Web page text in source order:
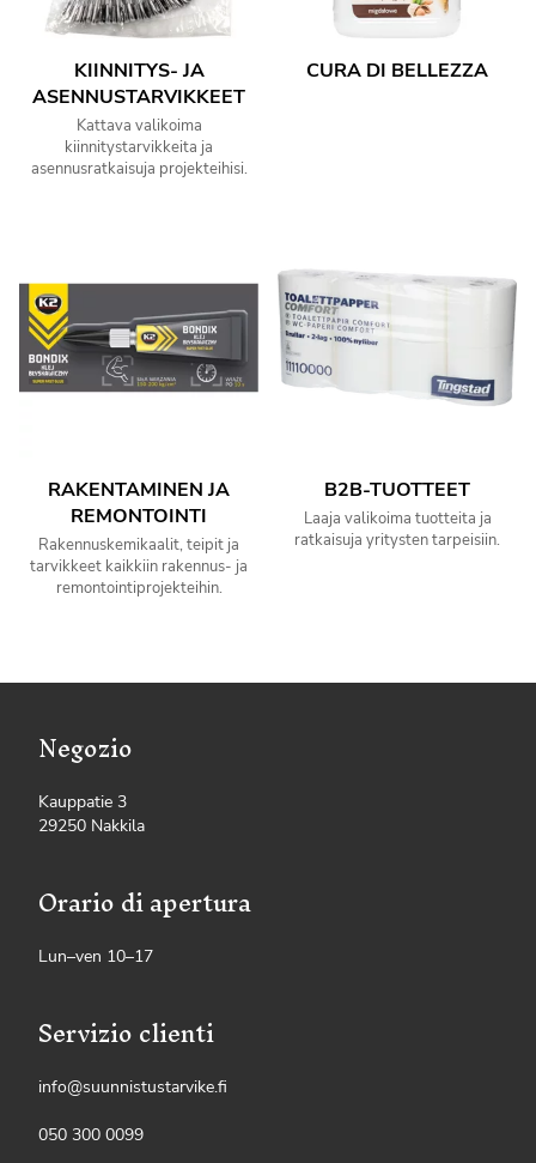
KIINNITYS- JA
ASENNUSTARVIKKEET
Kattava valikoima
kiinnitystarvikkeita ja
asennusratkaisuja projekteihisi.
CURA DI BELLEZZA
RAKENTAMINEN JA
REMONTOINTI
Rakennuskemikaalit, teipit ja
tarvikkeet kaikkiin rakennus- ja
remontointiprojekteihin.
B2B-TUOTTEET
Laaja valikoima tuotteita ja
ratkaisuja yritysten tarpeisiin.
Negozio
Kauppatie 3
29250 Nakkila
Orario di apertura
Lun–ven 10–17
Servizio clienti
info@suunnistustarvike.fi
050 300 0099